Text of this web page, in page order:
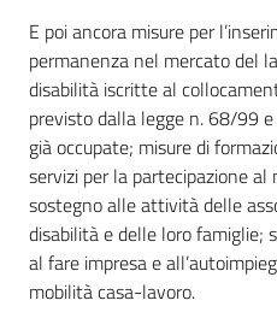
E poi ancora misure per
permanenza nel mercato del
disabilità iscritte al
previsto dalla legge n. 68/99
già occupate; misure di
servizi per la partecipazione
sostegno alle attività delle
disabilità e delle loro famiglie;
al fare impresa e
mobilità casa-lavoro.